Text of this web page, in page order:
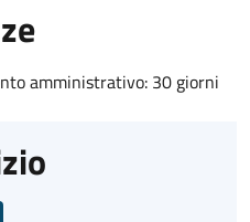
amministrativo: 30 giorni